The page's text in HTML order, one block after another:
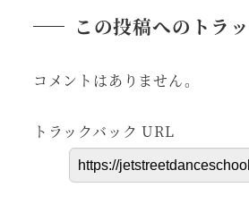
この投稿へのトラ
コメントはありません。
トラックバック URL